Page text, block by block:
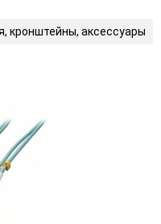
кронштейны, аксессуары